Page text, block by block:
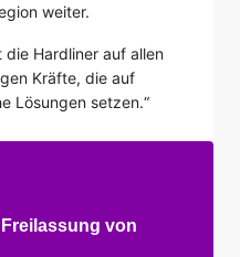
weiter.
die Hardliner auf allen
Kräfte, die auf
Lösungen setzen.“
von